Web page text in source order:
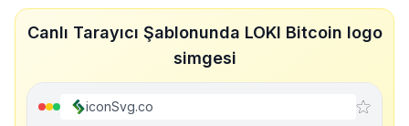
Canlı Tarayıcı Şablonunda LOKI Bitcoin logo
simgesi
iconSvg.co